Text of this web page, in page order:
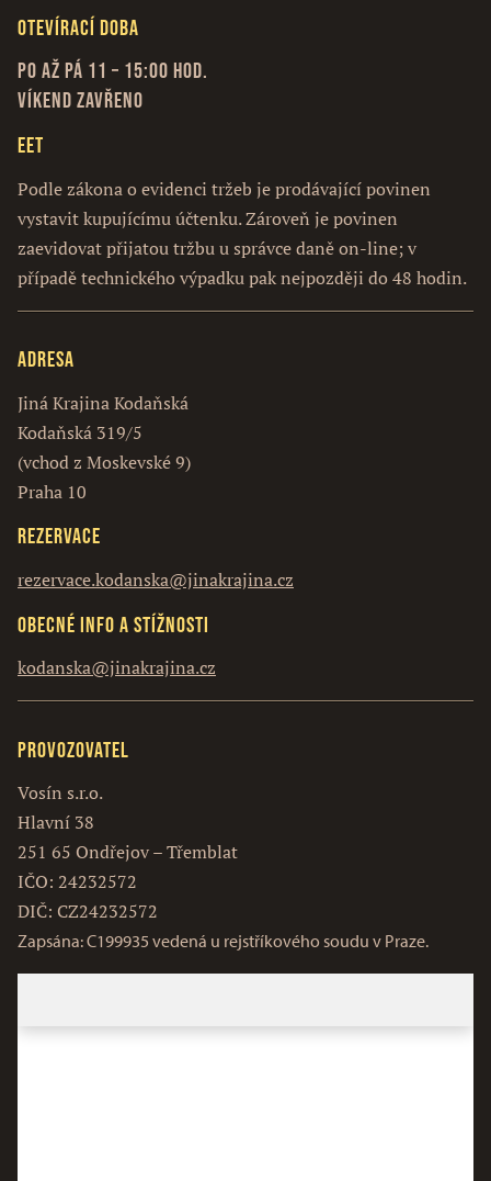
Otevírací doba
Po až Pá 11 – 15:00 hod.
Víkend zavřeno
EET
Podle zákona o evidenci tržeb je prodávající povinen
vystavit kupujícímu účtenku. Zároveň je povinen
zaevidovat přijatou tržbu u správce daně on-line; v
případě technického výpadku pak nejpozději do 48 hodin.
Adresa
Jiná Krajina Kodaňská
Kodaňská 319/5
(vchod z Moskevské 9)
Praha 10
Rezervace
rezervace.kodanska@jinakrajina.cz
Obecné info a stížnosti
kodanska@jinakrajina.cz
Provozovatel
Vosín s.r.o.
Hlavní 38
251 65 Ondřejov – Třemblat
IČO: 24232572
DIČ: CZ24232572
Zapsána: C199935 vedená u rejstříkového soudu v Praze.